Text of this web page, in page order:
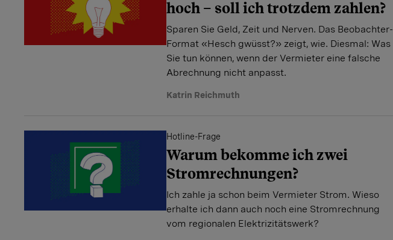
hoch – soll ich trotzdem zahlen?
Sparen Sie Geld, Zeit und Nerven. Das Beobachter-
Format «Hesch gwüsst?» zeigt, wie. Diesmal: Was
Sie tun können, wenn der Vermieter eine falsche
Abrechnung nicht anpasst.
Katrin Reichmuth
Hotline-Frage
Warum bekomme ich zwei
Stromrechnungen?
Ich zahle ja schon beim Ver­mieter Strom. Wieso
erhalte ich dann auch noch eine Stromrechnung
vom regionalen ­Elektrizitätswerk?